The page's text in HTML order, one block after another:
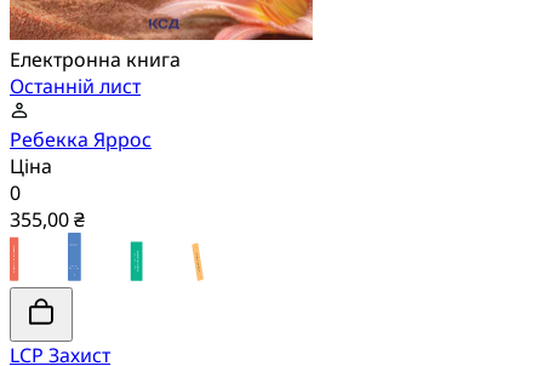
Електронна книга
Останній лист
Ребекка Яррос
Ціна
0
355,00 ₴
LCP Захист